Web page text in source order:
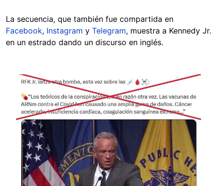
La secuencia, que también fue compartida en
Facebook, Instagram y Telegram, muestra a Kennedy Jr.
en un estrado dando un discurso en inglés.
Image